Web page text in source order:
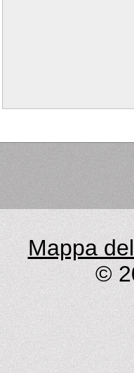
Mappa
©